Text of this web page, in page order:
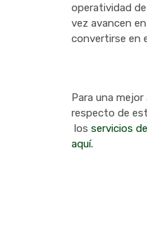
operatividad
vez avancen
convertirse en
Para una
respecto de
los servicios
aquí.